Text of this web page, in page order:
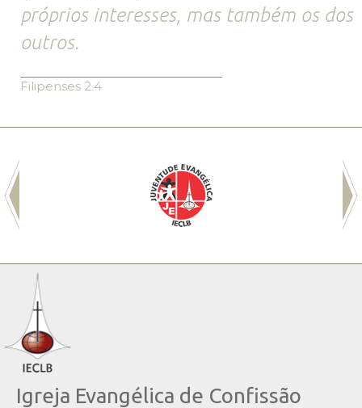
próprios interesses, mas também os dos
outros.
Filipenses 2.4
Igreja Evangélica de Confissão